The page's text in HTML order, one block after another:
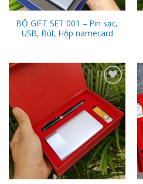
BỘ GIFT SET 001 – Pin sạc,
USB, Bút, Hộp namecard
Add to
Wishlist